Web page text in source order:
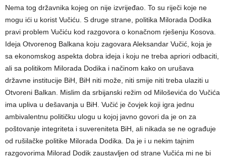
Nema tog državnika kojeg on nije izvrijeđao. To su riječi koje ne
mogu ići u korist Vučiću. S druge strane, politika Milorada Dodika
pravi problem Vučiću kod razgovora o konačnom rješenju Kosova.
Ideja Otvorenog Balkana koju zagovara Aleksandar Vučić, koja je
sa ekonomskog aspekta dobra ideja i koju ne treba apriori odbaciti,
ali sa politikom Milorada Dodika i načinom kako on urušava
državne institucije BiH, BiH niti može, niti smije niti treba ulaziti u
Otvoreni Balkan. Mislim da srbijanski režim od Miloševića do Vučića
ima upliva u dešavanja u BiH. Vučić je čovjek koji igra jednu
ambivalentnu političku ulogu u kojoj javno govori da je on za
poštovanje integriteta i suvereniteta BiH, ali nikada se ne ograđuje
od rušilačke politike Milorada Dodika. Da je i u nekim tajnim
razgovorima Milorad Dodik zaustavljen od strane Vučića mi ne bi